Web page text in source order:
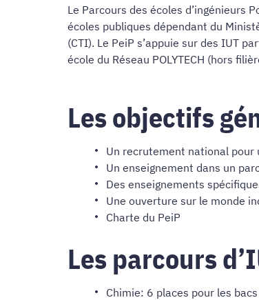
Le Parcours des écoles d’ingénieurs
écoles publiques dépendant du
(CTI). Le PeiP s’appuie sur des IUT
école du Réseau POLYTECH (hors
Les objectifs
Un recrutement national pour
Un enseignement dans un
Des enseignements
Une ouverture sur le monde
Charte du PeiP
Les parcours
Chimie: 6 places pour les